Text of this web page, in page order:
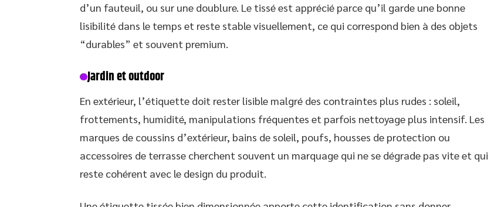
d’un fauteuil, ou sur une doublure. Le tissé est apprécié parce qu’il garde une bonne
lisibilité dans le temps et reste stable visuellement, ce qui correspond bien à des objets
“durables” et souvent premium.
Jardin et outdoor
En extérieur, l’étiquette doit rester lisible malgré des contraintes plus rudes : soleil,
frottements, humidité, manipulations fréquentes et parfois nettoyage plus intensif. Les
marques de coussins d’extérieur, bains de soleil, poufs, housses de protection ou
accessoires de terrasse cherchent souvent un marquage qui ne se dégrade pas vite et qui
reste cohérent avec le design du produit.